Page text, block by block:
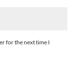
for the next time I